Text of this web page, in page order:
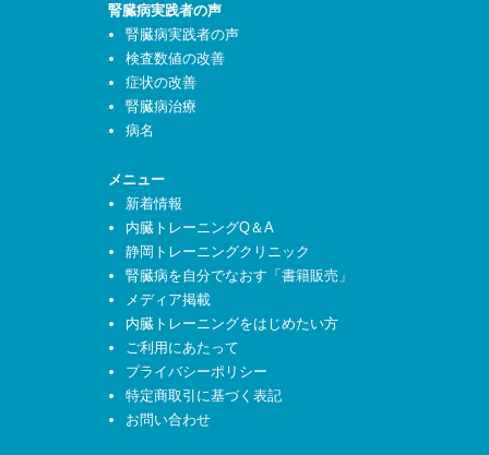
腎臓病実践者の声
腎臓病実践者の声
検査数値の改善
症状の改善
腎臓病治療
病名
メニュー
新着情報
内臓トレーニングQ＆A
静岡トレーニングクリニック
腎臓病を自分でなおす「書籍販売」
メディア掲載
内臓トレーニングをはじめたい方
ご利用にあたって
プライバシーポリシー
特定商取引に基づく表記
お問い合わせ